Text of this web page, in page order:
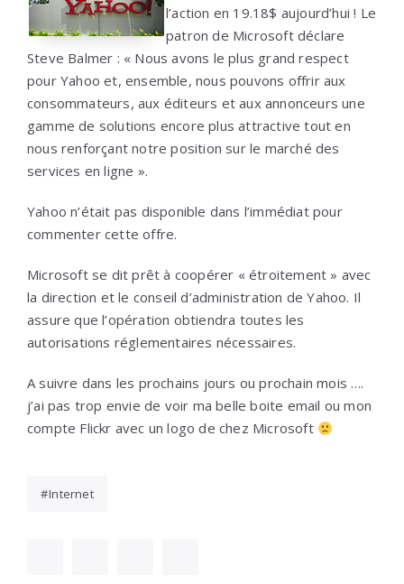
l’action en 19.18$ aujourd’hui ! Le
patron de Microsoft déclare
Steve Balmer : « Nous avons le plus grand respect
pour Yahoo et, ensemble, nous pouvons offrir aux
consommateurs, aux éditeurs et aux annonceurs une
gamme de solutions encore plus attractive tout en
nous renforçant notre position sur le marché des
services en ligne ».
Yahoo n’était pas disponible dans l’immédiat pour
commenter cette offre.
Microsoft se dit prêt à coopérer « étroitement » avec
la direction et le conseil d’administration de Yahoo. Il
assure que l’opération obtiendra toutes les
autorisations réglementaires nécessaires.
A suivre dans les prochains jours ou prochain mois ….
j’ai pas trop envie de voir ma belle boite email ou mon
compte Flickr avec un logo de chez Microsoft
Internet